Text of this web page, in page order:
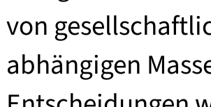
von
abhängigen